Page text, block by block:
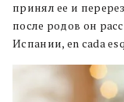
принял ее и
после родов он
Испании, en cada